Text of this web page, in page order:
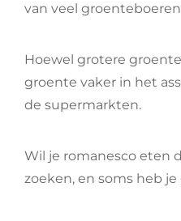
van veel
Hoewel grotere
groente vaker in het
de supermarkten.
Wil je romanesco eten
zoeken, en soms heb je